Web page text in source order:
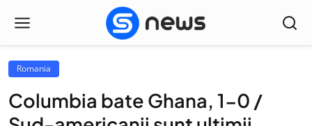
Romania
Columbia bate Ghana, 1-0 /